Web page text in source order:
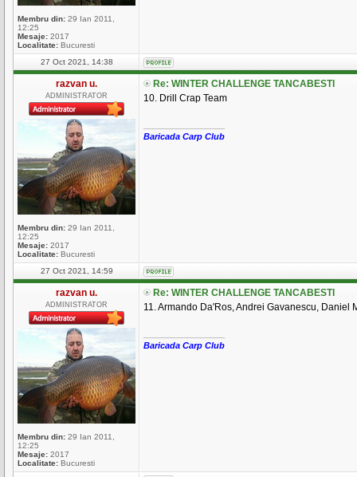
Membru din: 29 Ian 2011,
12:25
Mesaje: 2017
Localitate: Bucuresti
27 Oct 2021, 14:38
razvan u.
ADMINISTRATOR
Membru din: 29 Ian 2011,
12:25
Mesaje: 2017
Localitate: Bucuresti
Re: WINTER CHALLENGE TANCABESTI
10. Drill Crap Team
Baricada Carp Club
27 Oct 2021, 14:59
razvan u.
ADMINISTRATOR
Membru din: 29 Ian 2011,
12:25
Mesaje: 2017
Localitate: Bucuresti
Re: WINTER CHALLENGE TANCABESTI
11. Armando Da'Ros, Andrei Gavanescu, Daniel
Baricada Carp Club